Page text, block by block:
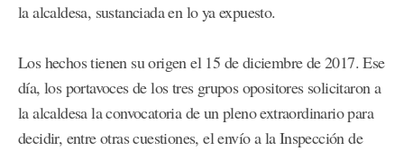
la alcaldesa, sustanciada en lo ya expuesto.
Los hechos tienen su origen el 15 de diciembre de 2017. Ese
día, los portavoces de los tres grupos opositores solicitaron a
la alcaldesa la convocatoria de un pleno extraordinario para
decidir, entre otras cuestiones, el envío a la Inspección de